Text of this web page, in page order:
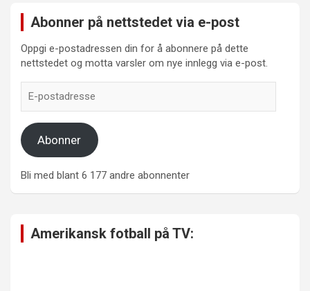
Abonner på nettstedet via e-post
Oppgi e-postadressen din for å abonnere på dette
nettstedet og motta varsler om nye innlegg via e-post.
postadresse
Abonner
Bli med blant 6 177 andre abonnenter
Amerikansk fotball på TV: